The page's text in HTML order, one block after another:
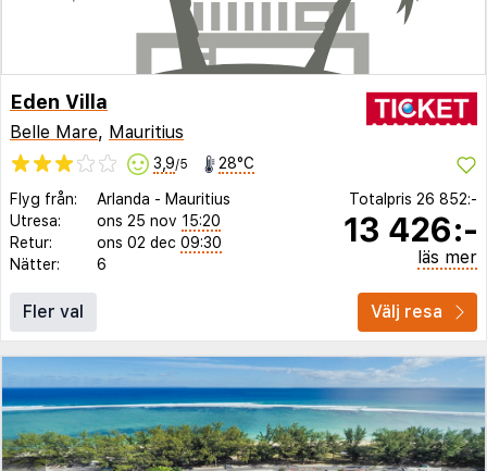
Eden Villa
Belle Mare, Mauritius
3,9/5 28°C
Flyg från: Arlanda - Mauritius
Utresa:
ons 25 nov 15:20
Retur:
ons 02 dec 09:30
Nätter:
6
Totalpris 26 852:-
13 426:-
läs mer
Fler val Välj resa